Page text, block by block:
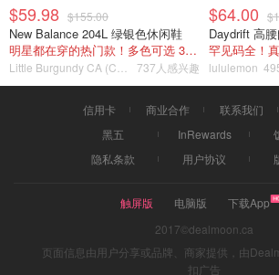
$59.98 $155.00
New Balance 204L 绿银色休闲鞋
明星都在穿的热门款！多色可选 3.8折
737人感兴趣
$64.00
Daydrift 高
罕见码全！
lululemon
信用卡 商业合作 联系我们
黑五
InRewards
隐私条款
用户协议
触屏版 电脑版
下载App
2017©dealmoon.ca
页面信息由用户分享或品牌、商家提供，由
扣广告